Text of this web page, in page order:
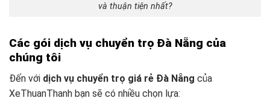
và thuận tiện nhất?
Các gói dịch vụ chuyển trọ Đà Nẵng của
chúng tôi
Đến với dịch vụ chuyển trọ giá rẻ Đà Nẵng của
XeThuanThanh bạn sẽ có nhiều chọn lựa: